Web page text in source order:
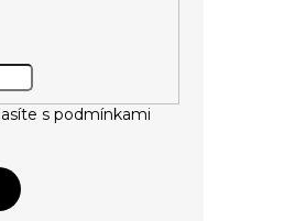
spodmínkami